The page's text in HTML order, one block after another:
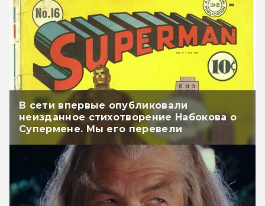
В сети впервые опубликовали
неизданное стихотворение Набокова о
Супермене. Мы его перевели